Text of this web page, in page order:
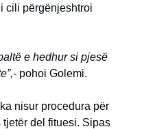
cili përgënjeshtroi
e hedhur si pjesë
pohoi Golemi.
nisur procedura për
del fituesi. Sipas